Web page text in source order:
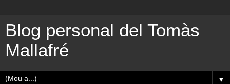
Blog personal del Tomàs
Mallafré
▼